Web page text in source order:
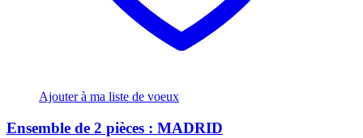
Ajouter à ma liste de voeux
Ensemble de 2 pièces : MADRID